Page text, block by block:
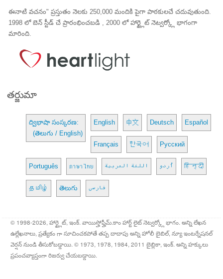
ఈనాటి వచనం" ప్రస్తుతం నెలకు 250,000 మందికి పైగా పాఠకులచే చదువుతుంది.
1998 లో బెన్ స్టీడ్ చే ప్రారంభించబడి , 2000 లో హార్ట్లైట్ నెట్వర్క్లో భాగంగా
మారింది.
తర్జుమా
ద్విభాషా సంస్కరణ:
(తెలుగు / English)
English 中文 Deutsch Español
Français 한국어 Русский
Português ภาษาไทย اللغة العربية اُردو हिन्दी
தமிழ் తెలుగు فارسی
© 1998-2026, హార్ట్లైట్, ఇంక్. వాయిస్హోఫ్హీమ్.కాం హార్ట్ లైట్ నెట్వర్క్లో భాగం. అన్ని లేఖన
ఉల్లేఖనాలు, ప్రత్యేకం గా సూచించకపోతే తప్ప దాదాపు అన్ని హోలీ బైబిల్, న్యూ ఇంటర్నేషనల్
వెర్షన్ నుండి తీసుకోబడ్డాయి. © 1973, 1978, 1984, 2011 బైబ్లికా, ఇంక్. అన్ని హక్కులు
ప్రపంచవ్యాప్తంగా రిజర్వు చేయబడ్డాయి.